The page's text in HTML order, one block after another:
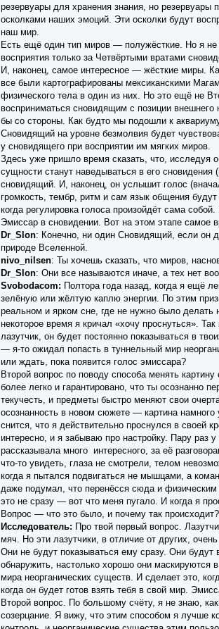
резервуары для хранения знания, но резервуары
осколками наших эмоций. Эти осколки будут
наш мир.
Есть ещё один тип миров — полужёсткие. Но я не
восприятия только за Четвёртыми вратами
И, наконец, самое интересное — жёсткие миры.
все были картографированы мексиканскими
физического тела в один из них. Но это ещё не
восприниматься сновидящим с позиции
бы со стороны. Как будто мы подошли к
Сновидящий на уровне безмолвия будет
у сновидящего при восприятии им мягких миров.
Здесь уже пришло время сказать, что, исследуя
сущности станут наведываться в его
сновидящий. И, наконец, он услышит голос
громкость, тембр, ритм и сам язык общения
когда регулировка голоса произойдёт сама
Эмиссар в сновидении. Вот на этом этапе самое
Dr_Slon: Конечно, ни один Сновидящий, если он
природе Вселенной.
nivo_nilsen: Ты хочешь сказать, что миров,
Dr_Slon: Они все называются иначе, а тех нет
Svobodacom: Полтора года назад, когда я ещё
зелёную или жёлтую каплю энергии. По этим
реальном и ярком сне, где не нужно было делать
некоторое время я кричал «хочу проснуться».
лазутчик, он будет постоянно показываться в
— я-то ожидал попасть в туннельный мир
или ждать, пока появится голос эмиссара?
Второй вопрос по поводу способа менять
более легко и гарантировано, что ты осознанно
текучесть, и предметы быстро меняют свои
осознанность в новом сюжете — картина
снится, что я действительно проснулся в своей
интересно, и я забываю про настройку. Пару раз
рассказывала много интересного, за её
что-то увидеть, глаза не смотрели, телом
когда я пытался подвигаться не мышцами, а
даже подумал, что перенёсся сюда и
это не сразу — вот что меня пугало. И когда я
Вопрос — что это было, и почему так
Исследователь: Про твой первый вопрос.
мяч. Но эти лазутчики, в отличие от других,
Они не будут показываться ему сразу. Они
обнаружить, настолько хорошо они маскируются
мира неорганических существ. И сделает это,
когда он будет готов взять тебя в свой мир.
Второй вопрос. По большому счёту, я не знаю,
созерцание. Я вижу, что этим способом я лучше